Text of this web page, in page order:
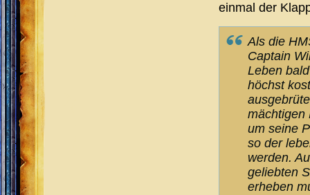
einmal der
Als die
Captain
Leben
höchst
mächtigen
um seine
so der
werden.
geliebten
erheben